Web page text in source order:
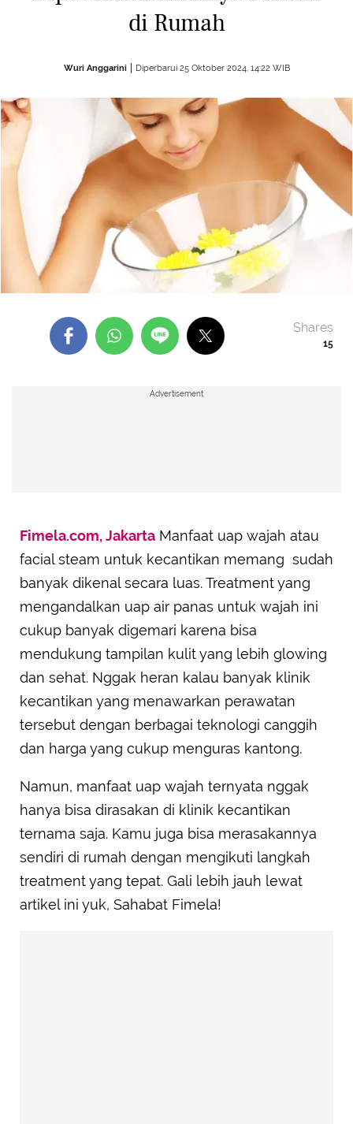
di Rumah
Wuri Anggarini Diperbarui 25 Oktober 2024, 14:22 WIB
15
Shares
Advertisement
Fimela.com, Jakarta Manfaat uap wajah atau
facial steam untuk kecantikan memang sudah
banyak dikenal secara luas. Treatment yang
mengandalkan uap air panas untuk wajah ini
cukup banyak digemari karena bisa
mendukung tampilan kulit yang lebih glowing
dan sehat. Nggak heran kalau banyak klinik
kecantikan yang menawarkan perawatan
tersebut dengan berbagai teknologi canggih
dan harga yang cukup menguras kantong.
Namun, manfaat uap wajah ternyata nggak
hanya bisa dirasakan di klinik kecantikan
ternama saja. Kamu juga bisa merasakannya
sendiri di rumah dengan mengikuti langkah
treatment yang tepat. Gali lebih jauh lewat
artikel ini yuk, Sahabat Fimela!